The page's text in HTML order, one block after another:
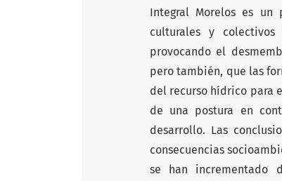
Integral Morelos es un
culturales y
provocando el
pero también, que las
del recurso hídrico para
de una postura en
desarrollo. Las
consecuencias
se han incrementado